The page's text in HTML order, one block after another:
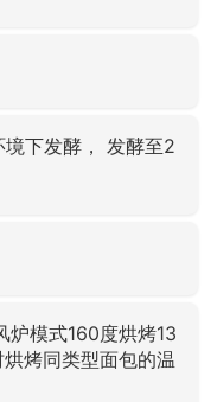
下发酵， 发酵至2
炉模式160度烘烤13
烤同类型面包的温